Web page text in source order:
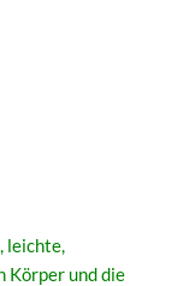
leichte,
Körper und die